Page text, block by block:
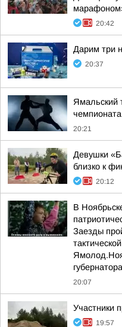
20:42
Дарим три
20:37
Ямальский
20:21
Девушки
близко к
20:12
В
Заезды
20:07
Участники
19:57